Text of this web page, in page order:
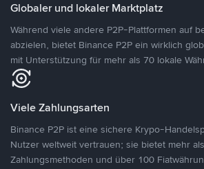
Globaler und lokaler Marktplatz
Während viele andere P2P-Plattformen auf
abzielen, bietet Binance P2P ein wirklich
mit Unterstützung für mehr als 70 lokale
Viele Zahlungsarten
Binance P2P ist eine sichere Krypo-
Nutzer weltweit vertrauen; sie bietet mehr
Zahlungsmethoden und über 100